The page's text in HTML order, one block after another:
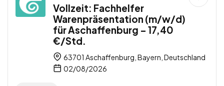
Vollzeit: Fachhelfer
Warenpräsentation (m/w/d)
für Aschaffenburg – 17,40
€/Std.
63701 Aschaffenburg, Bayern, Deutschland
02/08/2026